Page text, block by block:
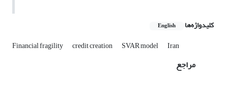
کلیدواژه‌ها English
Financial fragility credit creation SVAR model Iran
مراجع